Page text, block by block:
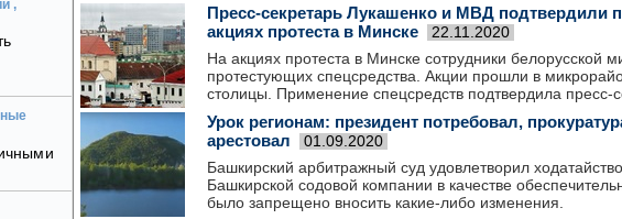
,
Пресс-секретарь Лукашенко и МВД подтвердили
акциях протеста в Минске
22.11.2020
На акциях протеста в Минске сотрудники белорусской
протестующих спецсредства. Акции прошли в
столицы. Применение спецсредств подтвердила пресс-
Урок регионам: президент потребовал,
арестовал
01.09.2020
Башкирский арбитражный суд удовлетворил
Башкирской содовой компании в качестве
было запрещено вносить какие-либо изменения.